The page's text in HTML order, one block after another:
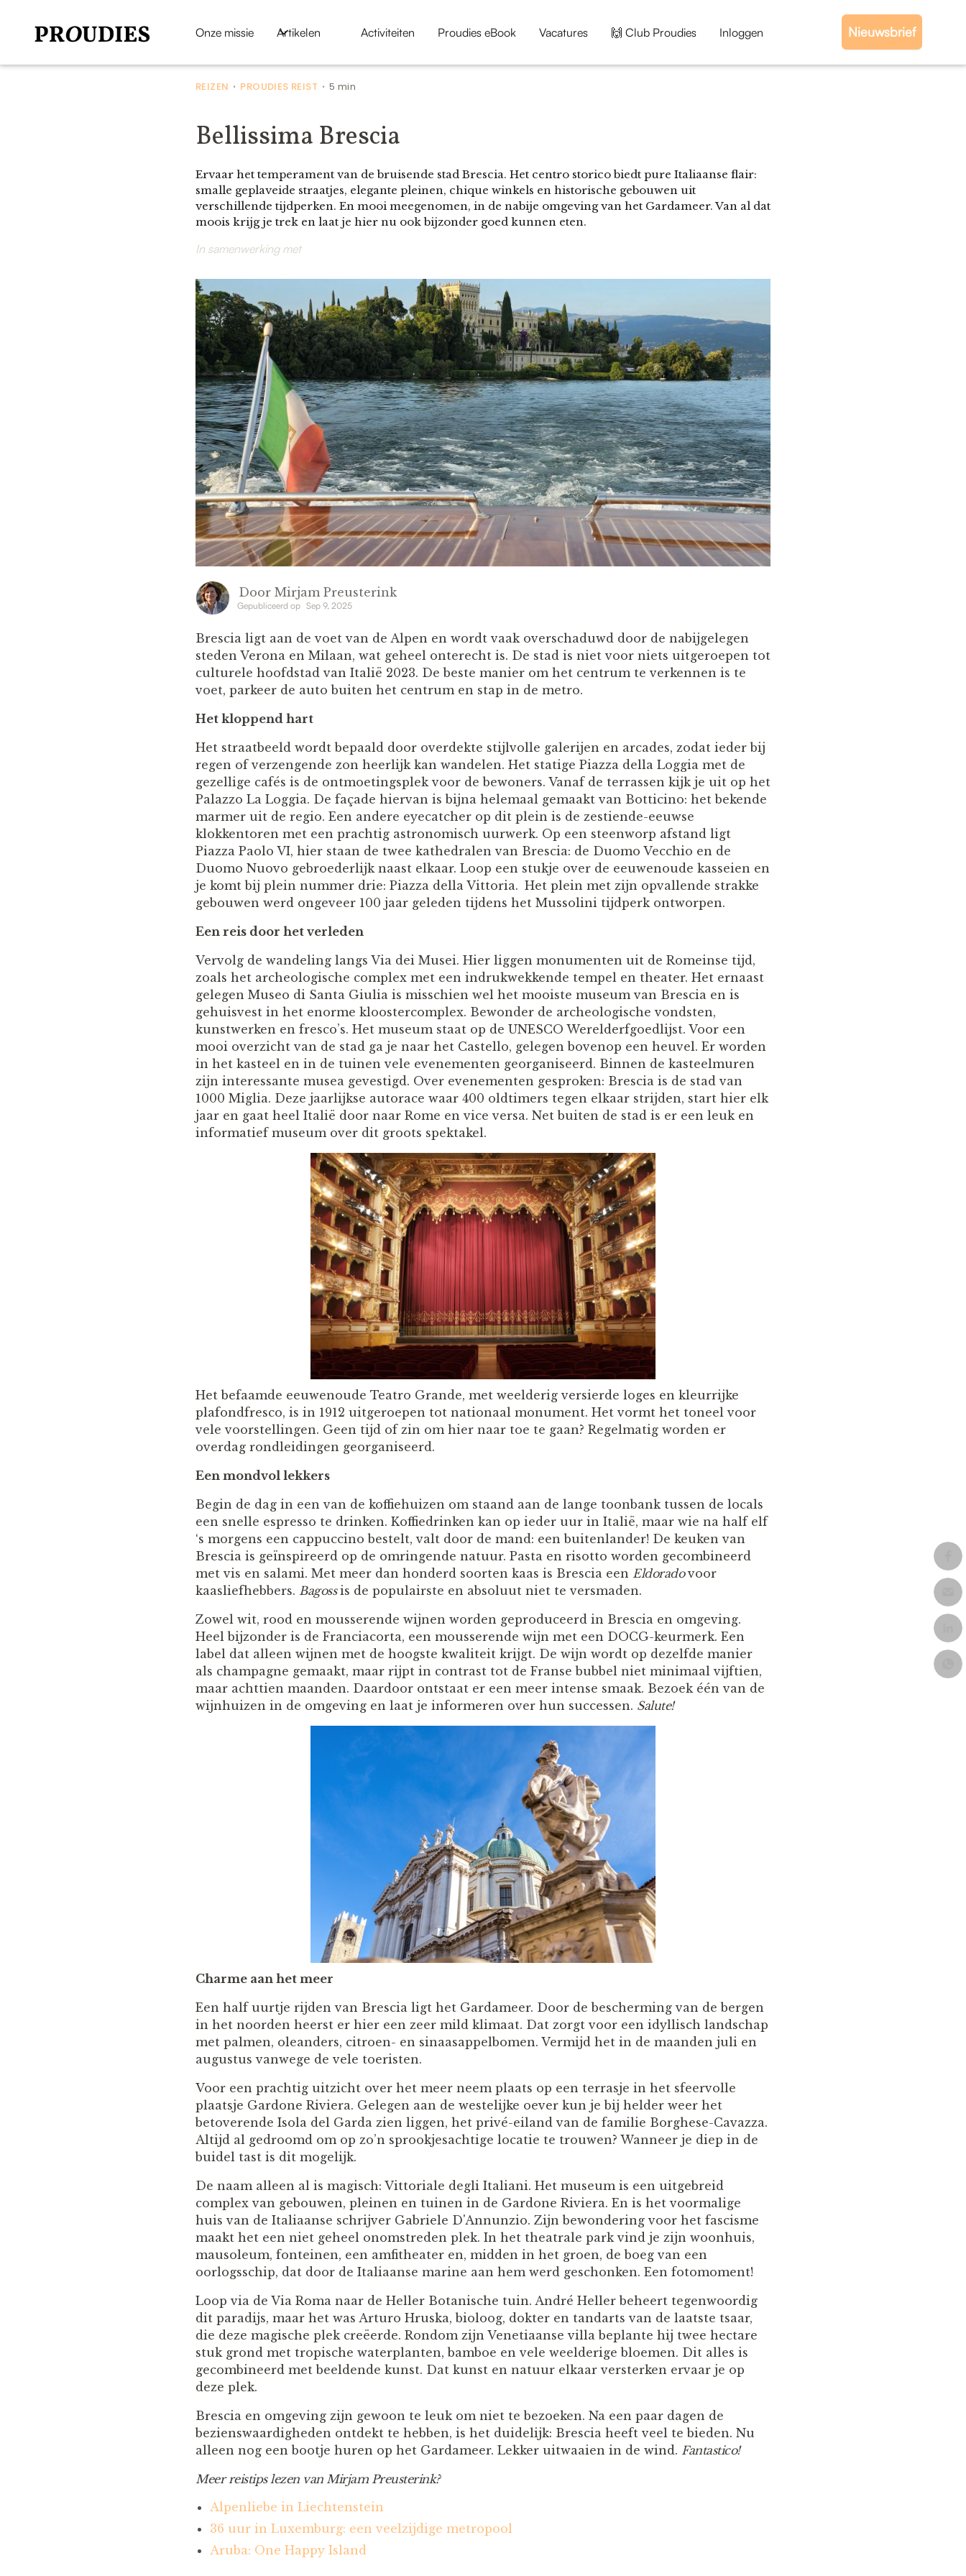
Onze missie Artikelen Activiteiten Proudies eBook Vacatures 🙌 Club Proudies Inloggen Nieuwsbrief
REIZEN • PROUDIES REIST •5 min
Bellissima Brescia
Ervaar het temperament van de bruisende stad Brescia. Het centro storico biedt pure Italiaanse flair:
smalle geplaveide straatjes, elegante pleinen, chique winkels en historische gebouwen uit
verschillende tijdperken. En mooi meegenomen, in de nabije omgeving van het Gardameer. Van al dat
moois krijg je trek en laat je hier nu ook bijzonder goed kunnen eten.
In samenwerking met
Door Mirjam Preusterink
Gepubliceerd op Sep 9, 2025
Brescia ligt aan de voet van de Alpen en wordt vaak overschaduwd door de nabijgelegen
steden Verona en Milaan, wat geheel onterecht is. De stad is niet voor niets uitgeroepen tot
culturele hoofdstad van Italië 2023. De beste manier om het centrum te verkennen is te
voet, parkeer de auto buiten het centrum en stap in de metro.
Het kloppend hart
Het straatbeeld wordt bepaald door overdekte stijlvolle galerijen en arcades, zodat ieder bij
regen of verzengende zon heerlijk kan wandelen. Het statige Piazza della Loggia met de
gezellige cafés is de ontmoetingsplek voor de bewoners. Vanaf de terrassen kijk je uit op het
Palazzo La Loggia. De façade hiervan is bijna helemaal gemaakt van Botticino: het bekende
marmer uit de regio. Een andere eyecatcher op dit plein is de zestiende-eeuwse
klokkentoren met een prachtig astronomisch uurwerk. Op een steenworp afstand ligt
Piazza Paolo VI, hier staan de twee kathedralen van Brescia: de Duomo Vecchio en de
Duomo Nuovo gebroederlijk naast elkaar. Loop een stukje over de eeuwenoude kasseien en
je komt bij plein nummer drie: Piazza della Vittoria. Het plein met zijn opvallende strakke
gebouwen werd ongeveer 100 jaar geleden tijdens het Mussolini tijdperk ontworpen.
Een reis door het verleden
Vervolg de wandeling langs Via dei Musei. Hier liggen monumenten uit de Romeinse tijd,
zoals het archeologische complex met een indrukwekkende tempel en theater. Het ernaast
gelegen Museo di Santa Giulia is misschien wel het mooiste museum van Brescia en is
gehuisvest in het enorme kloostercomplex. Bewonder de archeologische vondsten,
kunstwerken en fresco’s. Het museum staat op de UNESCO Werelderfgoedlijst. Voor een
mooi overzicht van de stad ga je naar het Castello, gelegen bovenop een heuvel. Er worden
in het kasteel en in de tuinen vele evenementen georganiseerd. Binnen de kasteelmuren
zijn interessante musea gevestigd. Over evenementen gesproken: Brescia is de stad van
1000 Miglia. Deze jaarlijkse autorace waar 400 oldtimers tegen elkaar strijden, start hier elk
jaar en gaat heel Italië door naar Rome en vice versa. Net buiten de stad is er een leuk en
informatief museum over dit groots spektakel.
Het befaamde eeuwenoude Teatro Grande, met weelderig versierde loges en kleurrijke
plafondfresco, is in 1912 uitgeroepen tot nationaal monument. Het vormt het toneel voor
vele voorstellingen. Geen tijd of zin om hier naar toe te gaan? Regelmatig worden er
overdag rondleidingen georganiseerd.
Een mondvol lekkers
Begin de dag in een van de koffiehuizen om staand aan de lange toonbank tussen de locals
een snelle espresso te drinken. Koffiedrinken kan op ieder uur in Italië, maar wie na half elf
‘s morgens een cappuccino bestelt, valt door de mand: een buitenlander! De keuken van
Brescia is geïnspireerd op de omringende natuur. Pasta en risotto worden gecombineerd
met vis en salami. Met meer dan honderd soorten kaas is Brescia een Eldoradovoor
kaasliefhebbers. Bagossis de populairste en absoluut niet te versmaden.
Zowel wit, rood en mousserende wijnen worden geproduceerd in Brescia en omgeving.
Heel bijzonder is de Franciacorta, een mousserende wijn met een DOCG-keurmerk. Een
label dat alleen wijnen met de hoogste kwaliteit krijgt. De wijn wordt op dezelfde manier
als champagne gemaakt, maar rijpt in contrast tot de Franse bubbel niet minimaal vijftien,
maar achttien maanden. Daardoor ontstaat er een meer intense smaak. Bezoek één van de
wijnhuizen in de omgeving en laat je informeren over hun successen. Salute!
Charme aan het meer
Een half uurtje rijden van Brescia ligt het Gardameer. Door de bescherming van de bergen
in het noorden heerst er hier een zeer mild klimaat. Dat zorgt voor een idyllisch landschap
met palmen, oleanders, citroen- en sinaasappelbomen. Vermijd het in de maanden juli en
augustus vanwege de vele toeristen.
Voor een prachtig uitzicht over het meer neem plaats op een terrasje in het sfeervolle
plaatsje Gardone Riviera. Gelegen aan de westelijke oever kun je bij helder weer het
betoverende Isola del Garda zien liggen, het privé-eiland van de familie Borghese-Cavazza.
Altijd al gedroomd om op zo’n sprookjesachtige locatie te trouwen? Wanneer je diep in de
buidel tast is dit mogelijk.
De naam alleen al is magisch: Vittoriale degli Italiani. Het museum is een uitgebreid
complex van gebouwen, pleinen en tuinen in de Gardone Riviera. En is het voormalige
huis van de Italiaanse schrijver Gabriele D'Annunzio. Zijn bewondering voor het fascisme
maakt het een niet geheel onomstreden plek. In het theatrale park vind je zijn woonhuis,
mausoleum, fonteinen, een amfitheater en, midden in het groen, de boeg van een
oorlogsschip, dat door de Italiaanse marine aan hem werd geschonken. Een fotomoment!
Loop via de Via Roma naar de Heller Botanische tuin. André Heller beheert tegenwoordig
dit paradijs, maar het was Arturo Hruska, bioloog, dokter en tandarts van de laatste tsaar,
die deze magische plek creëerde. Rondom zijn Venetiaanse villa beplante hij twee hectare
stuk grond met tropische waterplanten, bamboe en vele weelderige bloemen. Dit alles is
gecombineerd met beeldende kunst. Dat kunst en natuur elkaar versterken ervaar je op
deze plek.
Brescia en omgeving zijn gewoon te leuk om niet te bezoeken. Na een paar dagen de
bezienswaardigheden ontdekt te hebben, is het duidelijk: Brescia heeft veel te bieden. Nu
alleen nog een bootje huren op het Gardameer. Lekker uitwaaien in de wind. Fantastico!
Meer reistips lezen van Mirjam Preusterink?
Alpenliebe in Liechtenstein
36 uur in Luxemburg: een veelzijdige metropool
Aruba: One Happy Island